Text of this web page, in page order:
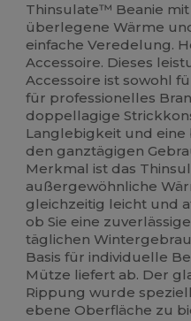
Thinsulate™ Beanie
überlegene Wärme
einfache Veredelung.
Accessoire. Dieses
Accessoire ist sowohl
für professionelles
doppellagige
Langlebigkeit und
den ganztägigen
Merkmal ist das
außergewöhnliche
gleichzeitig leicht und
ob Sie eine
täglichen
Basis für individuelle
Mütze liefert ab. Der
Rippung wurde
ebene Oberfläche zu